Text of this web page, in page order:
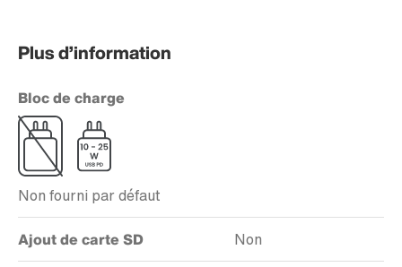
Plus d’information
Bloc de charge
Non fourni par défaut
Ajout de carte SD Non